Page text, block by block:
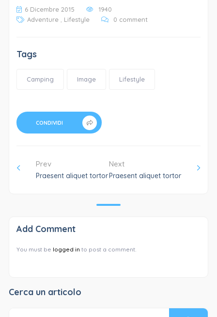
6 Dicembre 2015
1940
Adventure, Lifestyle 0 comment
Tags
Camping Image Lifestyle
CONDIVIDI
Prev
Praesent aliquet tortor
Next
Praesent aliquet tortor
Add Comment
You must be logged in to post a comment.
Cerca un articolo